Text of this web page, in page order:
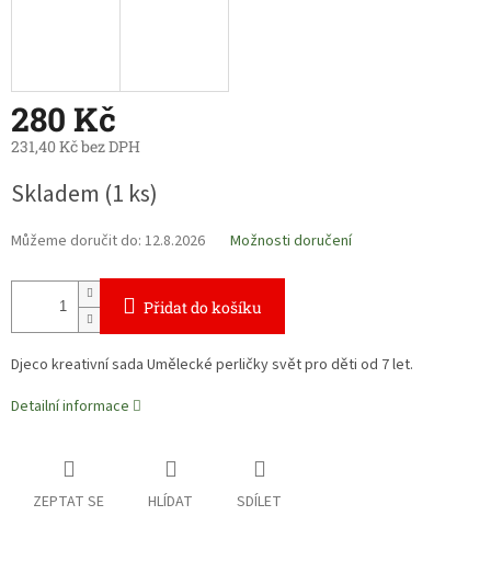
280 Kč
231,40 Kč bez DPH
cena:
Skladem (1 ks)
Můžeme doručit do: 12.8.2026 Možnosti doručení
Přidat do košíku
Djeco kreativní sada Umělecké perličky svět pro děti od 7 let.
Detailní informace
ZEPTAT SE HLÍDAT SDÍLET